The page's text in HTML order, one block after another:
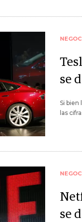
se
Si bien
las
se